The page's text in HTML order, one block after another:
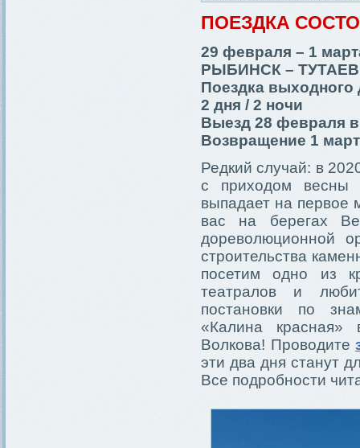
ПОЕЗДКА
29 февраля – 1
РЫБИНСК –
Поездка выходного
2 дня / 2 ночи
Выезд 28 февраля в
Возвращение 1
Редкий случай: в
с приходом весны
выпадает на первое
вас на берегах
дореволюционной
строительства
посетим одно из
театралов и
постановки по
«Калина
Волкова! Проводите
эти два дня станут
Все подробности